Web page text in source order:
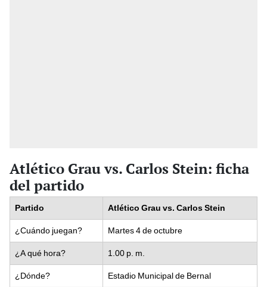
Atlético Grau vs. Carlos Stein: ficha
del partido
Partido Atlético Grau vs. Carlos Stein
¿Cuándo juegan? Martes 4 de octubre
¿A qué hora? 1.00 p. m.
¿Dónde? Estadio Municipal de Bernal